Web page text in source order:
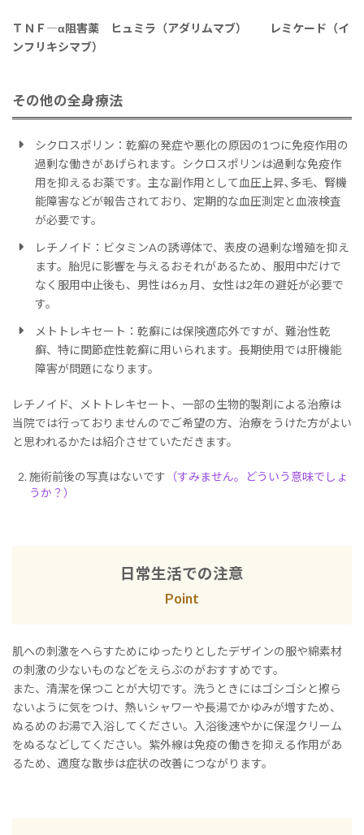
ＴＮＦ―α阻害薬 ヒュミラ（アダリムマブ） レミケード（イ
ンフリキシマブ）
その他の全身療法
シクロスポリン：乾癬の発症や悪化の原因の1つに免疫作用の
過剰な働きがあげられます。シクロスポリンは過剰な免疫作
用を抑えるお薬です。主な副作用として血圧上昇､多毛、腎機
能障害などが報告されており、定期的な血圧測定と血液検査
が必要です。
レチノイド：ビタミンAの誘導体で、表皮の過剰な増殖を抑え
ます。胎児に影響を与えるおそれがあるため、服用中だけで
なく服用中止後も、男性は6ヵ月、女性は2年の避妊が必要で
す。
メトトレキセート：乾癬には保険適応外ですが、難治性乾
癬、特に関節症性乾癬に用いられます。長期使用では肝機能
障害が問題になります。
レチノイド、メトトレキセート、一部の生物的製剤による治療は
当院では行っておりませんのでご希望の方、治療をうけた方がよい
と思われるかたは紹介させていただきます。
施術前後の写真はないです （すみません。どういう意味でしょ
うか？）
日常生活での注意
Point
肌への刺激をへらすためにゆったりとしたデザインの服や綿素材
の刺激の少ないものなどをえらぶのがおすすめです。
また、清潔を保つことが大切です。洗うときにはゴシゴシと擦ら
ないように気をつけ、熱いシャワーや長湯でかゆみが増すため、
ぬるめのお湯で入浴してください。入浴後速やかに保湿クリーム
をぬるなどしてください。紫外線は免疫の働きを抑える作用があ
るため、適度な散歩は症状の改善につながります。